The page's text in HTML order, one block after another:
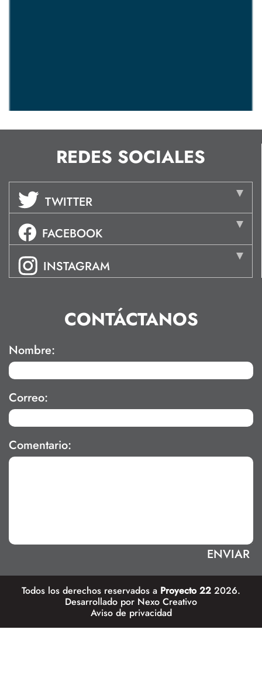
REDES SOCIALES
TWITTER
FACEBOOK
INSTAGRAM
CONTÁCTANOS
Nombre:
Correo:
Comentario:
Todos los derechos reservados a Proyecto 22 2026.
Desarrollado por Nexo Creativo
Aviso de privacidad